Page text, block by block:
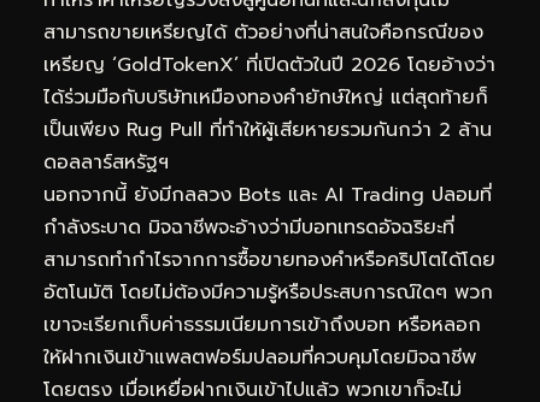
สามารถขายเหรียญได้ ตัวอย่างที่น่าสนใจคือกรณีของ
เหรียญ ‘GoldTokenX’ ที่เปิดตัวในปี 2026 โดยอ้างว่า
ได้ร่วมมือกับบริษัทเหมืองทองคำยักษ์ใหญ่ แต่สุดท้ายก็
เป็นเพียง Rug Pull ที่ทำให้ผู้เสียหายรวมกันกว่า 2 ล้าน
ดอลลาร์สหรัฐฯ
นอกจากนี้ ยังมีกลลวง Bots และ AI Trading ปลอมที่
กำลังระบาด มิจฉาชีพจะอ้างว่ามีบอทเทรดอัจฉริยะที่
สามารถทำกำไรจากการซื้อขายทองคำหรือคริปโตได้โดย
อัตโนมัติ โดยไม่ต้องมีความรู้หรือประสบการณ์ใดๆ พวก
เขาจะเรียกเก็บค่าธรรมเนียมการเข้าถึงบอท หรือหลอก
ให้ฝากเงินเข้าแพลตฟอร์มปลอมที่ควบคุมโดยมิจฉาชีพ
โดยตรง เมื่อเหยื่อฝากเงินเข้าไปแล้ว พวกเขาก็จะไม่